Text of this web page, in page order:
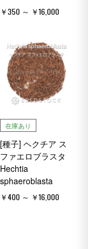
￥350 ～ ￥16,000
在庫あり
[種子] ヘクチア ス
ファエロブラスタ
Hechtia
sphaeroblasta
￥400 ～ ￥16,000